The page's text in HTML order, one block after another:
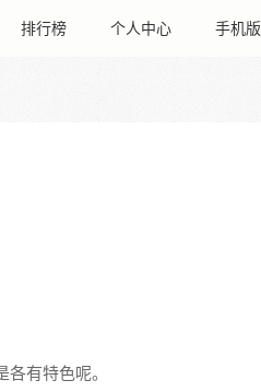
排行榜 个人中心 手机版
各有特色呢。